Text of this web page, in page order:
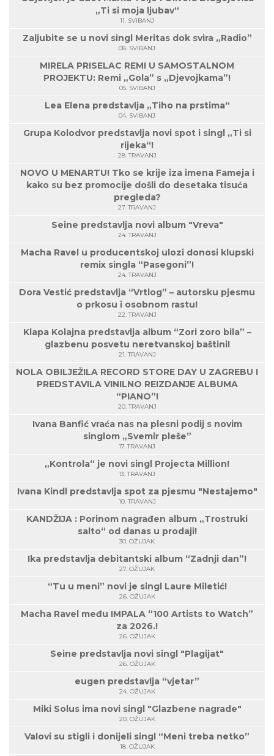
„Ti si moja ljubav“
11. SVIBANJ
Zaljubite se u novi singl Meritas dok svira „Radio”
08. SVIBANJ
MIRELA PRISELAC REMI U SAMOSTALNOM
PROJEKTU: Remi „Gola” s „Djevojkama”!
05. SVIBANJ
Lea Elena predstavlja „Tiho na prstima“
04. SVIBANJ
Grupa Kolodvor predstavlja novi spot i singl „Ti si
rijeka“!
28. TRAVANJ
NOVO U MENARTU! Tko se krije iza imena Fameja i
kako su bez promocije došli do desetaka tisuća
pregleda?
27. TRAVANJ
Seine predstavlja novi album "Vreva"
24. TRAVANJ
Macha Ravel u producentskoj ulozi donosi klupski
remix singla “Pasegoni”!
24. TRAVANJ
Dora Vestić predstavlja “Vrtlog” – autorsku pjesmu
o prkosu i osobnom rastu!
22. TRAVANJ
Klapa Kolajna predstavlja album “Zori zoro bila” –
glazbenu posvetu neretvanskoj baštini!
21. TRAVANJ
NOLA OBILJEŽILA RECORD STORE DAY U ZAGREBU I
PREDSTAVILA VINILNO REIZDANJE ALBUMA
“PIANO”!
20. TRAVANJ
Ivana Banfić vraća nas na plesni podij s novim
singlom „Svemir pleše”
17. TRAVANJ
„Kontrola“ je novi singl Projecta Million!
13. TRAVANJ
Ivana Kindl predstavlja spot za pjesmu "Nestajemo"
10. TRAVANJ
KANDŽIJA : Porinom nagrađen album „Trostruki
salto“ od danas u prodaji!
30. OŽUJAK
Ika predstavlja debitantski album “Zadnji dan”!
27. OŽUJAK
“Tu u meni” novi je singl Laure Miletić!
26. OŽUJAK
Macha Ravel među IMPALA “100 Artists to Watch”
za 2026.!
26. OŽUJAK
Seine predstavlja novi singl "Plagijat"
26. OŽUJAK
eugen predstavlja “vjetar”
24. OŽUJAK
Miki Solus ima novi singl "Glazbene nagrade"
20. OŽUJAK
Valovi su stigli i donijeli singl “Meni treba netko”
18. OŽUJAK